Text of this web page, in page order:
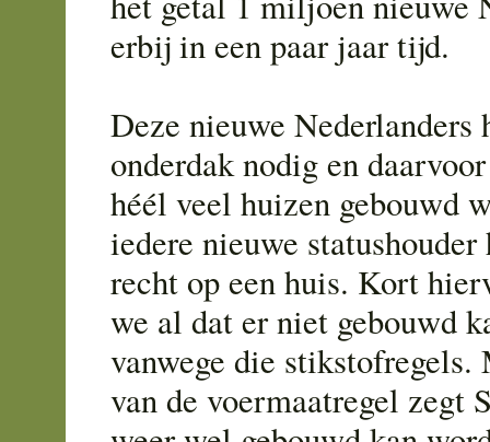
erbij in een paar jaar tijd.
Deze nieuwe Nederlanders
onderdak nodig en
héél veel huizen gebouwd
iedere nieuwe
recht op een huis. Kort
we al dat er niet gebouwd
vanwege die stikstofregels.
van de voermaatregel zegt